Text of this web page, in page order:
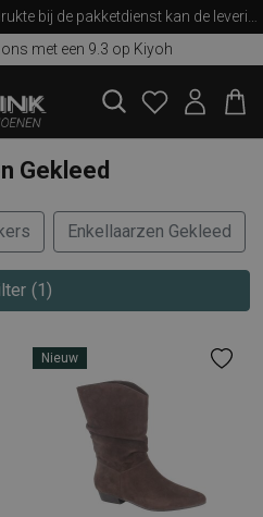
met een 9.3 op Kiyoh
Gekleed
Enkellaarzen Gekleed
1
Nieuw